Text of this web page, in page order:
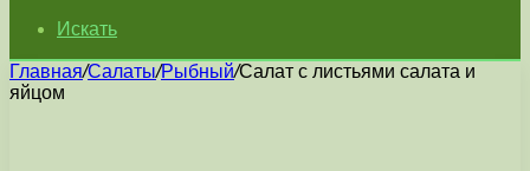
Искать
Главная/Салаты/Рыбный/Cалат с листьями салата и
яйцом